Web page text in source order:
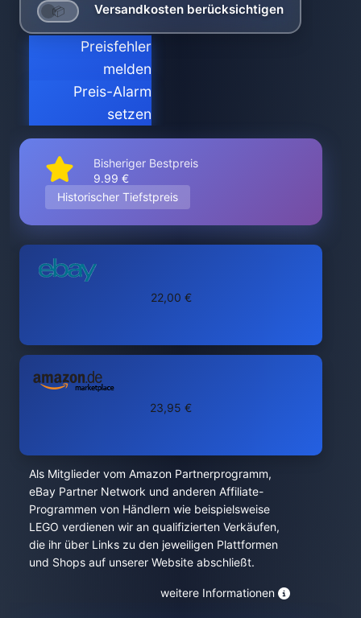
Versandkosten berücksichtigen
Preisfehler
melden
Preis-Alarm
setzen
Bisheriger Bestpreis
9.99 €
Historischer Tiefstpreis
22,00 €
23,95 €
Als Mitglieder vom Amazon Partnerprogramm,
eBay Partner Network und anderen Affiliate-
Programmen von Händlern wie beispielsweise
LEGO verdienen wir an qualifizierten Verkäufen,
die ihr über Links zu den jeweiligen Plattformen
und Shops auf unserer Website abschließt.
weitere Informationen